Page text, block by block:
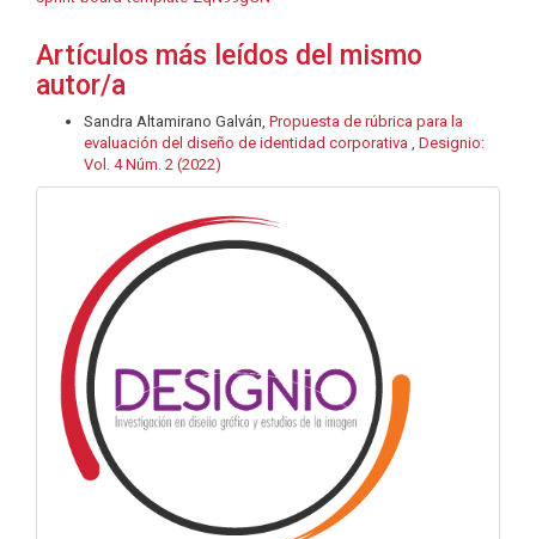
Artículos más leídos del mismo
autor/a
Sandra Altamirano Galván, Propuesta de rúbrica para la
evaluación del diseño de identidad corporativa , Designio:
Vol. 4 Núm. 2 (2022)